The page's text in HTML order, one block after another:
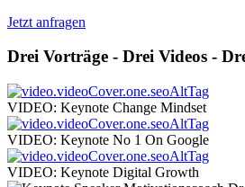
Jetzt anfragen
Drei Vorträge - Drei Videos -
VIDEO: Keynote Change Mindset
VIDEO: Keynote No 1 On Google
VIDEO: Keynote Digital Growth